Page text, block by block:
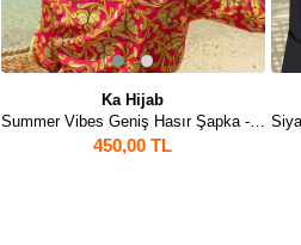
Ka Hijab
Summer Vibes Geniş Hasır Şapka - Bej
450,00 TL